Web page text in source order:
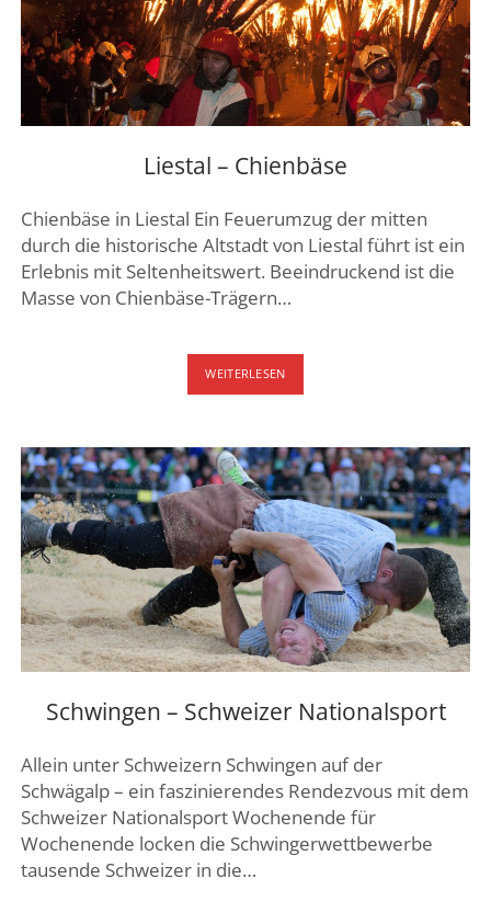
Liestal – Chienbäse
Chienbäse in Liestal Ein Feuerumzug der mitten
durch die historische Altstadt von Liestal führt ist ein
Erlebnis mit Seltenheitswert. Beeindruckend ist die
Masse von Chienbäse-Trägern…
WEITERLESENLIESTAL
–
Schwingen – Schweizer Nationalsport
Allein unter Schweizern Schwingen auf der
Schwägalp – ein faszinierendes Rendezvous mit dem
Schweizer Nationalsport Wochenende für
Wochenende locken die Schwingerwettbewerbe
tausende Schweizer in die…